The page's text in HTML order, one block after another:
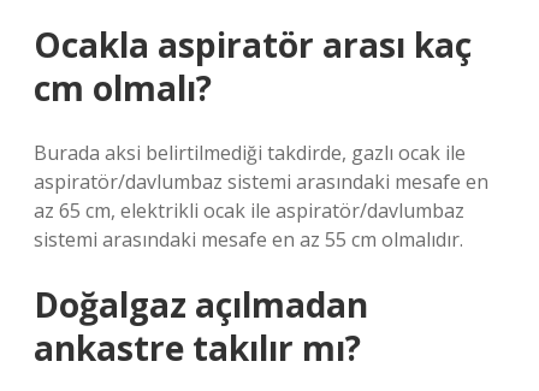
Ocakla aspiratör arası kaç
cm olmalı?
Burada aksi belirtilmediği takdirde, gazlı ocak ile
aspiratör/davlumbaz sistemi arasındaki mesafe en
az 65 cm, elektrikli ocak ile aspiratör/davlumbaz
sistemi arasındaki mesafe en az 55 cm olmalıdır.
Doğalgaz açılmadan
ankastre takılır mı?